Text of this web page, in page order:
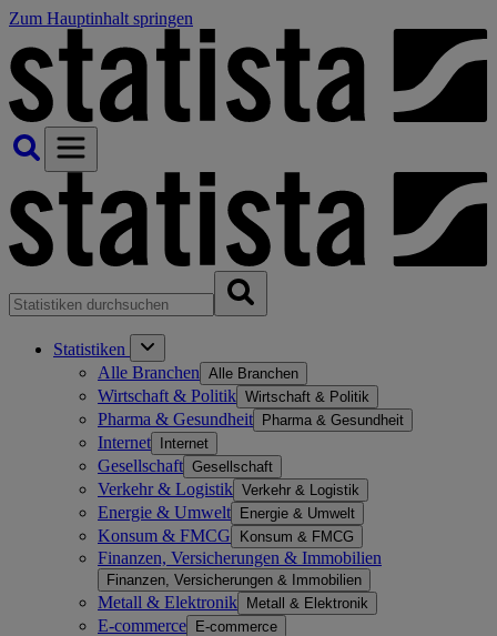
Zum Hauptinhalt springen
Statistiken
Alle Branchen Alle Branchen
Wirtschaft & Politik Wirtschaft & Politik
Pharma & Gesundheit Pharma & Gesundheit
Internet Internet
Gesellschaft Gesellschaft
Verkehr & Logistik Verkehr & Logistik
Energie & Umwelt Energie & Umwelt
Konsum & FMCG Konsum & FMCG
Finanzen, Versicherungen & Immobilien
Finanzen, Versicherungen & Immobilien
Metall & Elektronik Metall & Elektronik
E-commerce E-commerce